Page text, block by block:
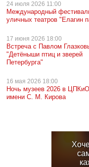
24 июля 2026 11:00
Международный
уличных театров "Елагин
17 июня 2026 18:00
Встреча с Павлом
"Детёныши птиц и зверей
Петербурга"
16 мая 2026 18:00
Ночь музеев 2026 в ЦПКиО
имени С. М. Кирова